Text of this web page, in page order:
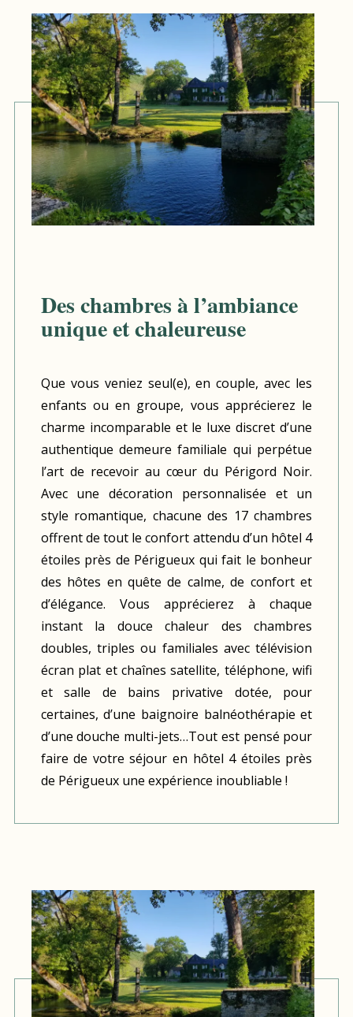
Des chambres à l’ambiance
unique et chaleureuse
Que vous veniez seul(e), en couple, avec les
enfants ou en groupe, vous apprécierez le
charme incomparable et le luxe discret d’une
authentique demeure familiale qui perpétue
l’art de recevoir au cœur du Périgord Noir.
Avec une décoration personnalisée et un
style romantique, chacune des 17 chambres
offrent de tout le confort attendu d’un hôtel 4
étoiles près de Périgueux qui fait le bonheur
des hôtes en quête de calme, de confort et
d’élégance. Vous apprécierez à chaque
instant la douce chaleur des chambres
doubles, triples ou familiales avec télévision
écran plat et chaînes satellite, téléphone, wifi
et salle de bains privative dotée, pour
certaines, d’une baignoire balnéothérapie et
d’une douche multi-jets…Tout est pensé pour
faire de votre séjour en hôtel 4 étoiles près
de Périgueux une expérience inoubliable !